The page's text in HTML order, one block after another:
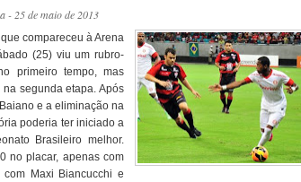
- 25 de maio de 2013
compareceu à Arena
(25) viu um rubro-
primeiro tempo, mas
segunda etapa. Após
e a eliminação na
poderia ter iniciado a
Brasileiro melhor.
no placar, apenas com
Maxi Biancucchi e